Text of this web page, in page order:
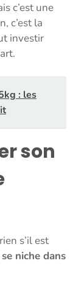
c’est une
c’est la
investir
: les
son
s’il est
niche dans